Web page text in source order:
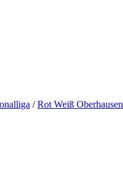
/Rot Weiß Oberhausen